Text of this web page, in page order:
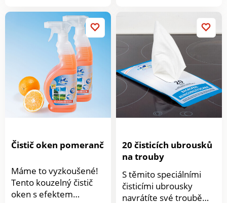
vylévání obsahu Z
odolného a pružného
350 x 280 mm
Vyrobeno v Turecku
Čistič oken pomeranč
Máme to vyzkoušené!
Tento kouzelný čistič
oken s efektem
20 čisticích ubrousků
na trouby
S těmito speciálními
čisticími ubrousky
navrátíte své troubě